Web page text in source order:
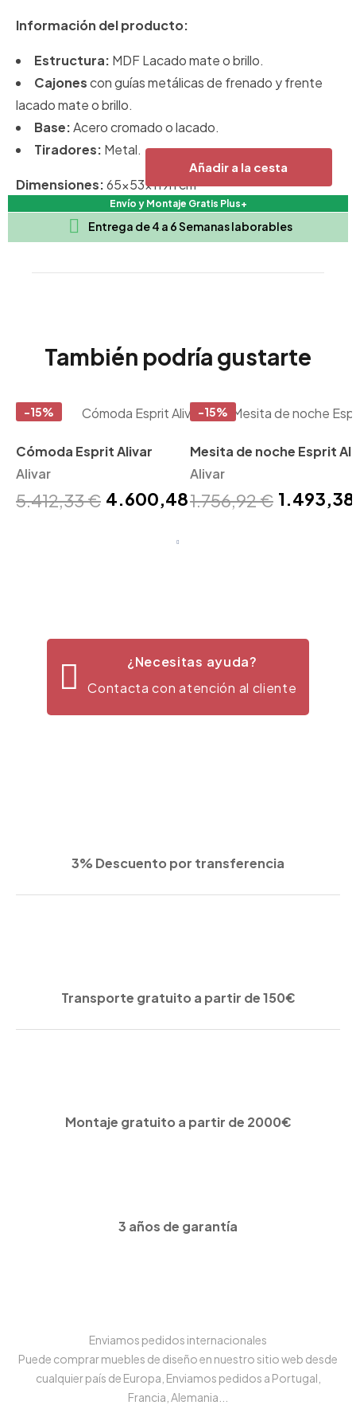
Añadir a la cesta
Envío y Montaje Gratis Plus+
 Entrega de 4 a 6 Semanas laborables
Información del producto:
Estructura: MDF Lacado mate o brillo.
Cajonescon guías metálicas de frenado y frente
lacado mate o brillo.
Base:Acero cromado o lacado.
Tiradores: Metal.
Dimensiones:65x53x119h cm
También podría gustarte
-15%
Cómoda Esprit Alivar
Alivar
5.412,33 € 4.600,48 €
-15%
Mesita de noche Esprit
Alivar
1.756,92 €
¿Necesitas ayuda?
Contacta con atención al cliente
3% Descuento por transferencia
Transporte gratuito a partir de 150€
Montaje gratuito a partir de 2000€
3 años de garantía
Enviamos pedidos internacionales
Puede comprar muebles de diseño en nuestro sitio web desde
cualquier país de Europa, Enviamos pedidos a Portugal,
Francia, Alemania...